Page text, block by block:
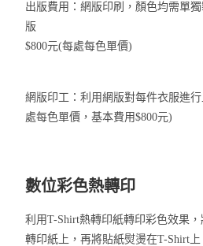
出版費用：網版印刷，顏色均需單
版
$800元(每處每色單價)
網版印工：利用網版對每件衣服進
處每色單價，基本費用$800元)
數位彩色熱轉印
利用T-Shirt熱轉印紙轉印彩色效果
轉印紙上，再將貼紙熨燙在T-Shirt